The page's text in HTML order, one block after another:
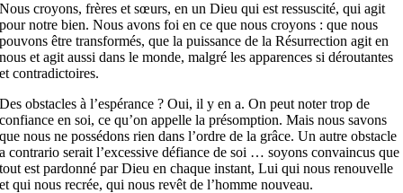
Nous croyons, frères et sœurs, en un Dieu qui est ressuscité, qui agit
pour notre bien. Nous avons foi en ce que nous croyons : que nous
pouvons être transformés, que la puissance de la Résurrection agit en
nous et agit aussi dans le monde, malgré les apparences si déroutantes
et contradictoires.
Des obstacles à l’espérance ? Oui, il y en a. On peut noter trop de
confiance en soi, ce qu’on appelle la présomption. Mais nous savons
que nous ne possédons rien dans l’ordre de la grâce. Un autre obstacle
a contrario serait l’excessive défiance de soi … soyons convaincus que
tout est pardonné par Dieu en chaque instant, Lui qui nous renouvelle
et qui nous recrée, qui nous revêt de l’homme nouveau.